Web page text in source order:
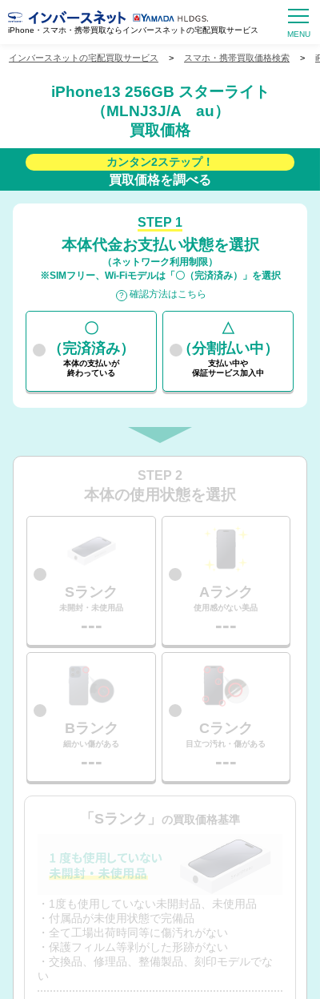
iPhone・スマホ・携帯買取ならインバースネットの宅配買取サービス
インバースネットの宅配買取サービス > スマホ・携帯買取価格検索 >
iPhone13 256GB スターライト
（MLNJ3J/A au）
買取価格
カンタン2ステップ！
買取価格を調べる
STEP 1
本体代金お支払い状態を選択
（ネットワーク利用制限）
※SIMフリー、Wi-Fiモデルは「〇（完済済み）」を選択
確認方法はこちら
〇
（完済済み）
本体の支払いが
終わっている
△
（分割払い中）
支払い中や
保証サービス加入中
STEP 2
本体の使用状態を選択
Sランク
未開封・未使用品
---
Aランク
使用感がない美品
---
Bランク
細かい傷がある
---
Cランク
目立つ汚れ・傷がある
---
「Sランク」 の買取価格基準
・1度も使用していない未開封品、未使用品
・付属品が未使用状態で完備品
・全て工場出荷時同等に傷汚れがない
・保護フィルム等剥がした形跡がない
・交換品、修理品、整備製品、刻印モデルでな
い